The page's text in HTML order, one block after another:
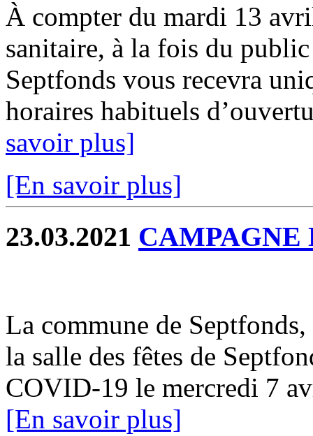
À compter du mardi 13
sanitaire, à la fois du
Septfonds vous recevra
horaires habituels
savoir plus]
[En savoir plus]
23.03.2021 CAMPAGNE
La commune de
la salle des fêtes de
COVID-19 le mercredi 7
[En savoir plus]